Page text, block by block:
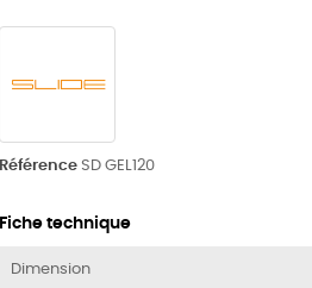
Référence SD GEL120
Fiche technique
Dimension